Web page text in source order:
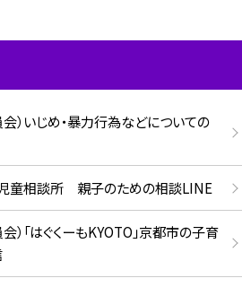
）いじめ・暴力行為などについての
児童相談所 親子のための相談LINE
）「はぐくーもKYOTO」京都市の子育